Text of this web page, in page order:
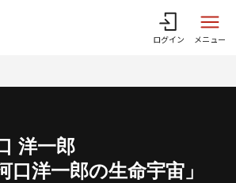
ログイン メニュー
洋一郎
口洋一郎の生命宇宙」